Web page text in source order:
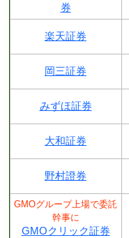
券
楽天証券
岡三証券
みずほ証券
大和証券
野村證券
GMOグループ上場で委託
幹事に
GMOクリック証券